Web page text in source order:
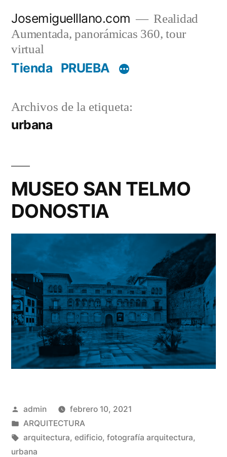
contenido
Josemiguelllano.com
Realidad
Aumentada, panorámicas 360, tour
virtual
Tienda PRUEBA
Archivos de la etiqueta:
urbana
MUSEO SAN TELMO
DONOSTIA
Publicado
por
admin
febrero 10, 2021
Publicado
en
ARQUITECTURA
Etiquetas:
arquitectura, edificio, fotografía arquitectura,
urbana